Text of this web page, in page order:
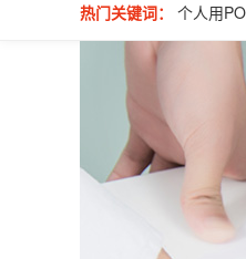
热门关键词： 个人用